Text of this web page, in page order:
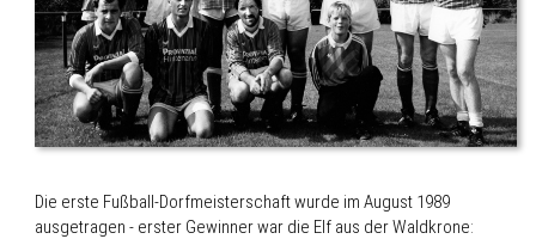
Die erste Fußball-Dorfmeisterschaft wurde im August 1989
ausgetragen - erster Gewinner war die Elf aus der Waldkrone: